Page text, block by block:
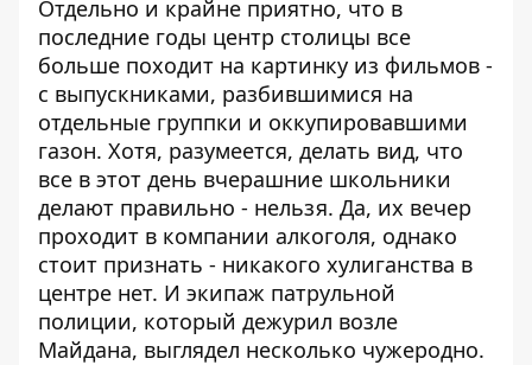
Отдельно и крайне приятно, что в
последние годы центр столицы все
больше походит на картинку из фильмов -
с выпускниками, разбившимися на
отдельные группки и оккупировавшими
газон. Хотя, разумеется, делать вид, что
все в этот день вчерашние школьники
делают правильно - нельзя. Да, их вечер
проходит в компании алкоголя, однако
стоит признать - никакого хулиганства в
центре нет. И экипаж патрульной
полиции, который дежурил возле
Майдана, выглядел несколько чужеродно.